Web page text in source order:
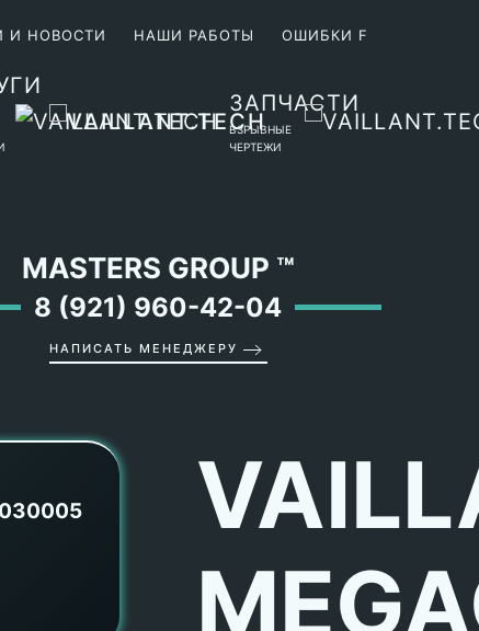
И НОВОСТИ НАШИ РАБОТЫ ОШИБКИ F
ЗАПЧАСТИ
ВЗРЫВНЫЕ
ЧЕРТЕЖИ
MASTERS GROUP ™
8 (921) 960-42-04
НАПИСАТЬ МЕНЕДЖЕРУ